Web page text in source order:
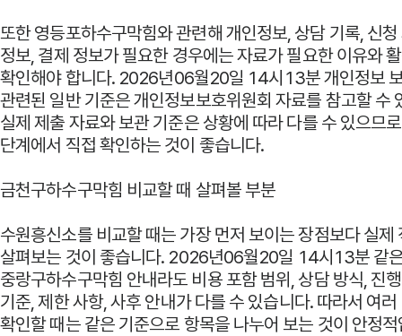
또한 영등포하수구막힘와 관련해 개인정보, 상담 기록, 신
정보, 결제 정보가 필요한 경우에는 자료가 필요한 이유와
확인해야 합니다. 2026년06월20일 14시13분 개인정보
관련된 일반 기준은개인정보보호위원회 자료를 참고할 수
실제 제출 자료와 보관 기준은 상황에 따라 다를 수 있으므
단계에서 직접 확인하는 것이 좋습니다.
금천구하수구막힘 비교할 때 살펴볼 부분
수원흥신소를 비교할 때는 가장 먼저 보이는 장점보다 실제
살펴보는 것이 좋습니다. 2026년06월20일 14시13분 같
중랑구하수구막힘 안내라도 비용 포함 범위, 상담 방식, 진
기준, 제한 사항, 사후 안내가 다를 수 있습니다. 따라서 여
확인할 때는 같은 기준으로 항목을 나누어 보는 것이 안정